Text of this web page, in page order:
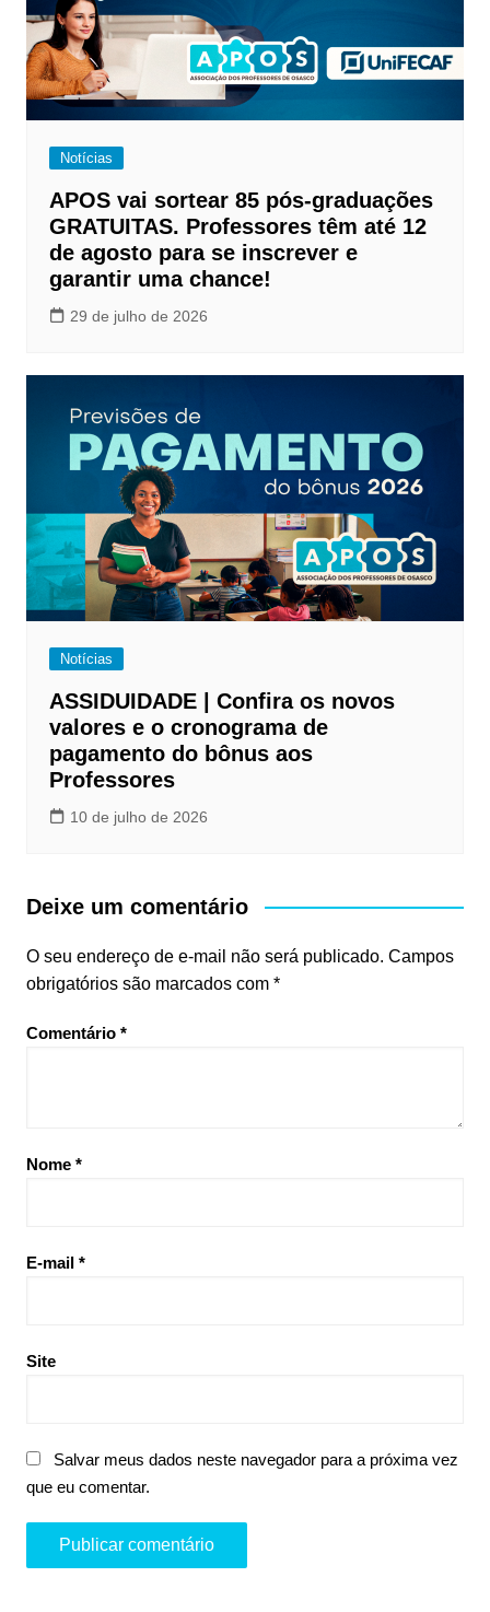
Notícias
APOS vai sortear 85 pós-graduações
GRATUITAS. Professores têm até 12
de agosto para se inscrever e
garantir uma chance!
29 de julho de 2026
Notícias
ASSIDUIDADE | Confira os novos
valores e o cronograma de
pagamento do bônus aos
Professores
10 de julho de 2026
Deixe um comentário
O seu endereço de e-mail não será publicado. Campos
obrigatórios são marcados com *
Comentário *
Nome *
E-mail *
Site
Salvar meus dados neste navegador para a próxima vez
que eu comentar.